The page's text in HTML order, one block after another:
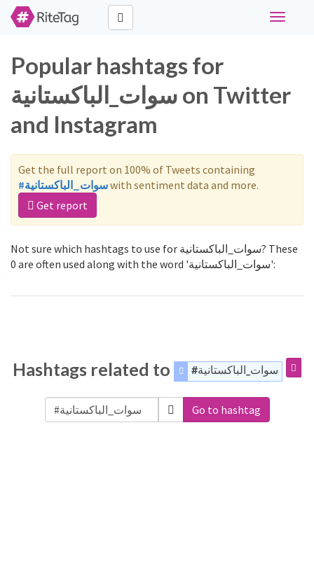
Toggle
Popular hashtags for
سوات_الباكستانية on Twitter
and Instagram
Get the full report on 100% of Tweets containing
#سوات_الباكستانيةwith sentiment data and more.
Get report
Not sure which hashtags to use for سوات_الباكستانية? These
0 are often used along with the word 'سوات_الباكستانية':
Hashtags related to #سوات_الباكستانية
Go to hashtag